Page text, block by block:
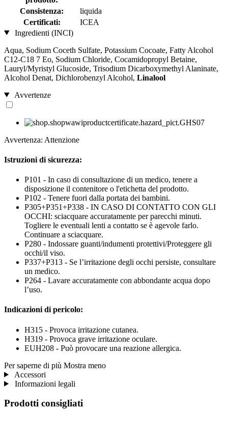
Consistenza:
liquida
Certificati:
ICEA
Ingredienti (INCI)
Aqua, Sodium Coceth Sulfate, Potassium Cocoate, Fatty Alcohol
C12-C18 7 Eo, Sodium Chloride, Cocamidopropyl Betaine,
Lauryl/Myristyl Glucoside, Trisodium Dicarboxymethyl Alaninate,
Alcohol Denat, Dichlorobenzyl Alcohol, Linalool
Avvertenze
Avvertenza: Attenzione
Istruzioni di sicurezza:
P101 - In caso di consultazione di un medico, tenere a
disposizione il contenitore o l'etichetta del prodotto.
P102 - Tenere fuori dalla portata dei bambini.
P305+P351+P338 - IN CASO DI CONTATTO CON GLI
OCCHI: sciacquare accuratamente per parecchi minuti.
Togliere le eventuali lenti a contatto se è agevole farlo.
Continuare a sciacquare.
P280 - Indossare guanti/indumenti protettivi/Proteggere gli
occhi/il viso.
P337+P313 - Se l’irritazione degli occhi persiste, consultare
un medico.
P264 - Lavare accuratamente con abbondante acqua dopo
l’uso.
Indicazioni di pericolo:
H315 - Provoca irritazione cutanea.
H319 - Provoca grave irritazione oculare.
EUH208 - Può provocare una reazione allergica.
Per saperne di più Mostra meno
Accessori
Informazioni legali
Prodotti consigliati